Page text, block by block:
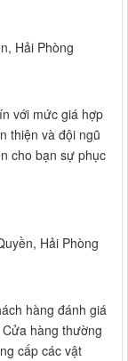
Hải Phòng
với mức giá hợp
thiện và đội ngũ
cho bạn sự phục
Hải Phòng
hàng đánh giá
hàng thường
cấp các vật